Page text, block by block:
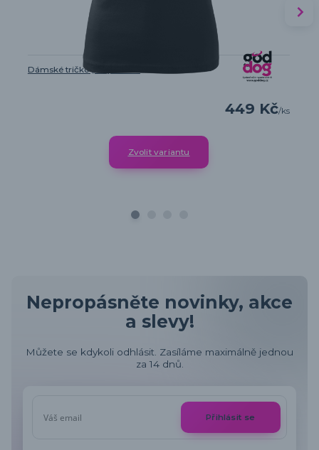
Dámské tričko „Můj Boxer“
449 Kč/ks
Zvolit variantu
Nepropásněte novinky, akce
a slevy!
Můžete se kdykoli odhlásit. Zasíláme maximálně jednou
za 14 dnů.
Přihlásit se